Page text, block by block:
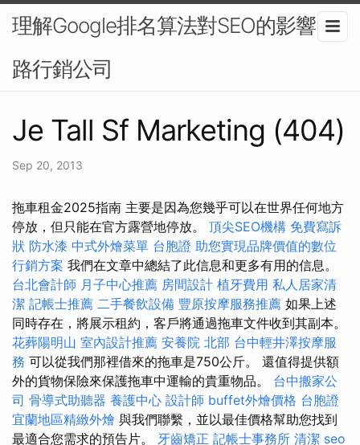
理解Google排名算法對SEO的影響-網
路行銷公司
Je Tall Sf Marketing (404)
Sep 20, 2013
拖車租金2025指南 主要是因為您幾乎可以在世界任何地方
停放，但只能在官方露營地停放。 頂尖SEO機構 免費寫訴
狀 防水漆 中式外燴菜單 台胞證 助您實現品牌價值的數位
行銷方案 我們在文章中總結了此信息和更多有用的信息。
台北會計師 月子中心推薦 房間設計 植牙費用 私人居家清
潔 記帳士推薦 二手餐飲設備 豐原按摩服務推薦 如果上述
同時存在，將展示租約，客戶將通過拖車文件收到其副本。
花葬陽明山 室內設計推薦 安養院 北部 台中輕井澤按摩服
務 可以從我們那裡借來的拖車是750公斤。 還值得提供額
外的貨物保險來保護拖車中運輸的貴重物品。 台中搬家公
司 骨導式助聽器 養護中心 設計師 buffet外燴價格 台胞證
宜蘭地區精緻外燴 與我們聯繫，並以最佳價格幫助您找到
最適合您需求的預告片。 牙齒矯正 記帳士事務所 清潔 seo